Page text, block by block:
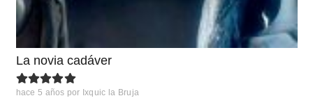
La novia cadáver
hace 5 años por Ixquic la Bruja